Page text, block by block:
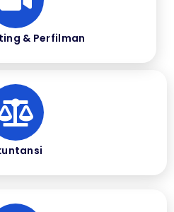
& Perfilman